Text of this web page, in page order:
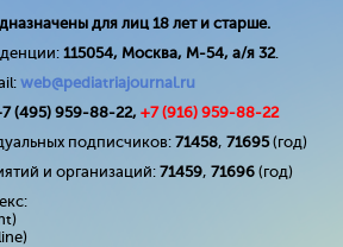
для лиц 18 лет и старше.
115054, Москва, М-54, а/я 32.
web@pediatriajournal.ru
(495) 959-88-22, +7 (916) 959-88-22
подписчиков: 71458, 71695(год)
и организаций: 71459, 71696 (год)